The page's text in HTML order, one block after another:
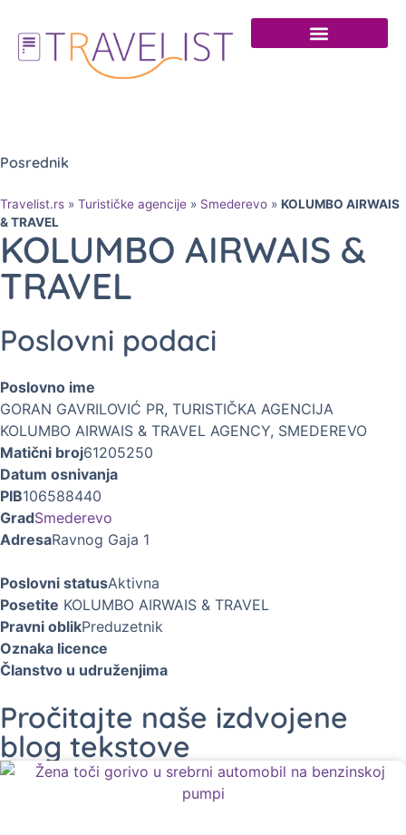
Posrednik
Travelist.rs » Turističke agencije » Smederevo » KOLUMBO AIRWAIS
& TRAVEL
KOLUMBO AIRWAIS &
TRAVEL
Poslovni podaci
Poslovno ime
GORAN GAVRILOVIĆ PR, TURISTIČKA AGENCIJA
KOLUMBO AIRWAIS & TRAVEL AGENCY, SMEDEREVO
Matični broj61205250
Datum osnivanja
PIB106588440
GradSmederevo
AdresaRavnog Gaja 1
Poslovni statusAktivna
Posetite KOLUMBO AIRWAIS & TRAVEL
Pravni oblikPreduzetnik
Oznaka licence
Članstvo u udruženjima
Pročitajte naše izdvojene
blog tekstove